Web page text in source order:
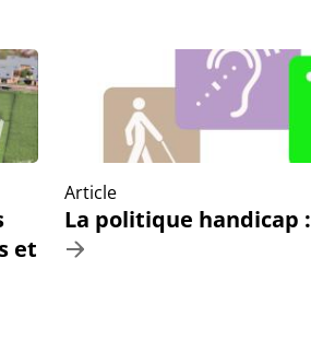
et
Article
La politique handicap